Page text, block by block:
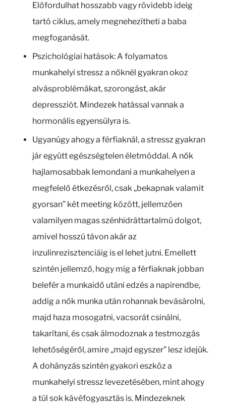
Előfordulhat hosszabb vagy rövidebb ideig
tartó ciklus, amely megnehezítheti a baba
megfoganását.
Pszichológiai hatások: A folyamatos
munkahelyi stressz a nőknél gyakran okoz
alvásproblémákat, szorongást, akár
depressziót. Mindezek hatással vannak a
hormonális egyensúlyra is.
Ugyanúgy ahogy a férfiaknál, a stressz gyakran
jár együtt egészségtelen életmóddal. A nők
hajlamosabbak lemondani a munkahelyen a
megfelelő étkezésről, csak „bekapnak valamit
gyorsan” két meeting között, jellemzően
valamilyen magas szénhidráttartalmú dolgot,
amivel hosszú távon akár az
inzulinrezisztenciáig is el lehet jutni. Emellett
szintén jellemző, hogy míg a férfiaknak jobban
belefér a munkaidő utáni edzés a napirendbe,
addig a nők munka után rohannak bevásárolni,
majd haza mosogatni, vacsorát csinálni,
takarítani, és csak álmodoznak a testmozgás
lehetőségéről, amire „majd egyszer” lesz idejük.
A dohányzás szintén gyakori eszköz a
munkahelyi stressz levezetésében, mint ahogy
a túl sok kávéfogyasztás is. Mindezeknek